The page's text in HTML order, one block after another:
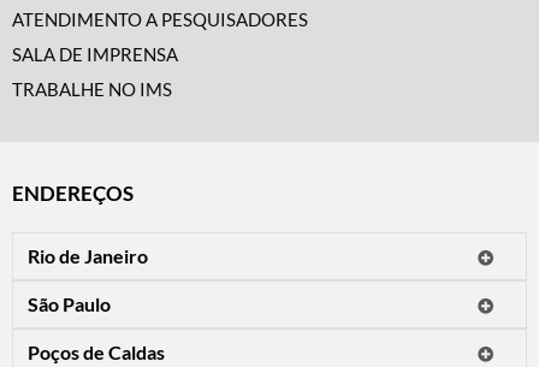
ATENDIMENTO A PESQUISADORES
SALA DE IMPRENSA
TRABALHE NO IMS
ENDEREÇOS
Rio de Janeiro
Horário de visitação: a programação do IMS no Rio de Janeiro será
apresentada em instituições culturais parceiras.
São Paulo
Poços de Caldas